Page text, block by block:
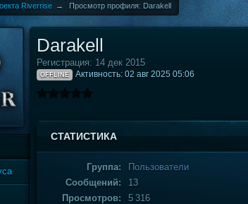
Riverrise → Просмотр профиля: Darakell
Darakell
Регистрация: 14 дек 2015
OFFLINE Активность: 02 авг 2025 05:06
СТАТИСТИКА
Группа:
Пользователи
Сообщений:
13
Просмотров:
5 316